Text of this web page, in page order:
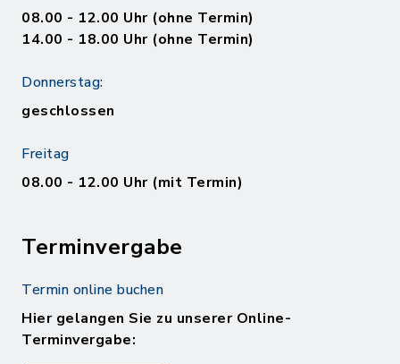
08.00 - 12.00 Uhr (ohne Termin)
14.00 - 18.00 Uhr (ohne Termin)
Donnerstag:
geschlossen
Freitag
08.00 - 12.00 Uhr (mit Termin)
Terminvergabe
Termin online buchen
Hier gelangen Sie zu unserer Online-
Terminvergabe: